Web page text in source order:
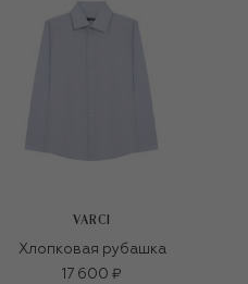
VARCI
Хлопковая рубашка
17 600 ₽